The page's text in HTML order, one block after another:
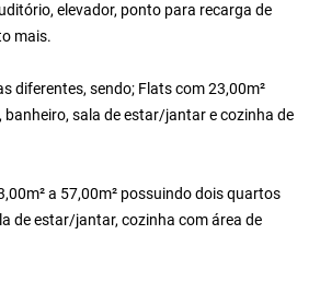
elevador, ponto para recarga de
mais.
diferentes, sendo; Flats com 23,00m²
sala de estar/jantar e cozinha de
a 57,00m² possuindo dois quartos
de estar/jantar, cozinha com área de